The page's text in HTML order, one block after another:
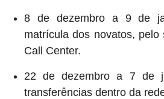
8 de dezembro a 9 de
matrícula dos novatos,
Call Center.
22 de dezembro a 7 de
transferências dentro da